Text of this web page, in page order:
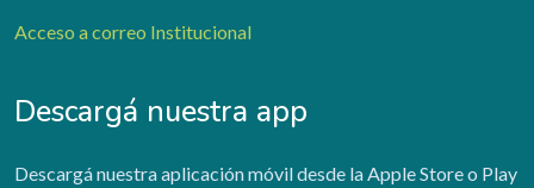
Acceso a correo Institucional
Descargá nuestra app
Descargá nuestra aplicación móvil desde la Apple Store o Play